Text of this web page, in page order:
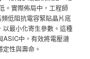
。實際佈局中，工程師
低阻抗電容緊貼晶片底
最小化寄生參數。這種
ASIC中，有效將電壓漣
性與壽命。